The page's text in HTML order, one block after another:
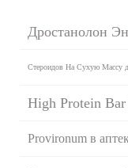
Дростанолон
Стероидов На Сухую Массу
High Protein
Provironum в